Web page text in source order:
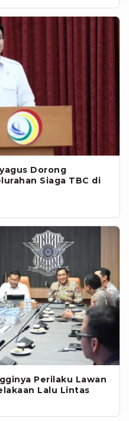
Dorong
Siaga TBC di
Perilaku Lawan
Lalu Lintas